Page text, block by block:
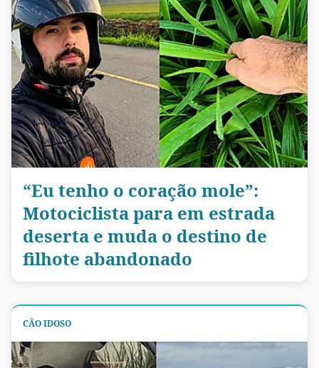
“Eu tenho o coração mole”:
Motociclista para em estrada
deserta e muda o destino de
filhote abandonado
CÃO IDOSO